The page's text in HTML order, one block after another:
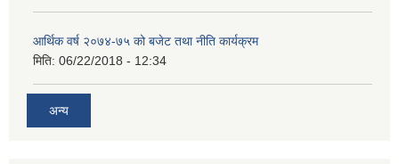
आर्थिक वर्ष २०७४-७५ को बजेट तथा नीति कार्यक्रम
मिति: 06/22/2018 - 12:34
अन्य